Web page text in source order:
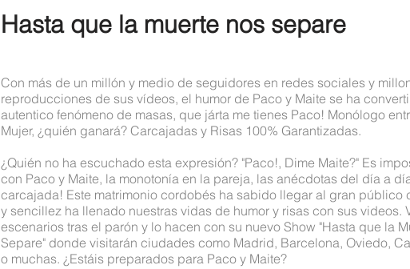
Hasta que la muerte nos separe
Con más de un millón y medio de seguidores en redes sociales y
reproducciones de sus vídeos, el humor de Paco y Maite se ha
autentico fenómeno de masas, que járta me tienes Paco! Monólogo
Mujer, ¿quién ganará? Carcajadas y Risas 100% Garantizadas.
¿Quién no ha escuchado esta expresión? "Paco!, Dime Maite?" Es
con Paco y Maite, la monotonía en la pareja, las anécdotas del día a
carcajada! Este matrimonio cordobés ha sabido llegar al gran público
y sencillez ha llenado nuestras vidas de humor y risas con sus videos.
escenarios tras el parón y lo hacen con su nuevo Show "Hasta que la
Separe" donde visitarán ciudades como Madrid, Barcelona, Oviedo,
o muchas. ¿Estáis preparados para Paco y Maite?